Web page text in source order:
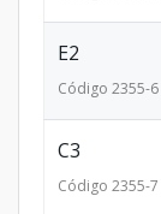
E2
Código 2355-6
C3
Código 2355-7